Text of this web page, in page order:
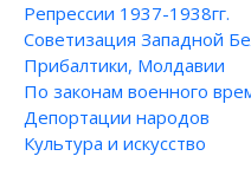
Репрессии 1937-1938гг.
Советизация Западной
Прибалтики, Молдавии
По законам военного
Депортации народов
Культура и искусство